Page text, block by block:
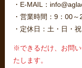
・E-MAIL：
・営業時間：9：00
・定休日：土・日・
※できるだけ、お問
たします。